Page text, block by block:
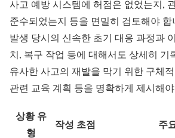
사고 예방 시스템에 허점은 없었는지,
준수되었는지 등을 면밀히 검토해야 합
발생 당시의 신속한 초기 대응 과정과
치, 복구 작업 등에 대해서도 상세히 기
유사한 사고의 재발을 막기 위한 구체
관련 교육 계획 등을 명확하게 제시해
상황 유
형
작성 초점 주